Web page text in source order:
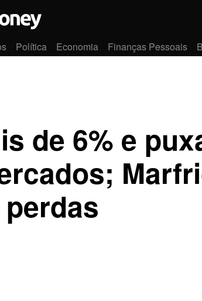
Política Economia Finanças Pessoais
de 6% e